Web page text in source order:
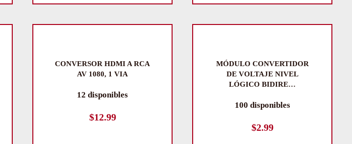
CONVERSOR HDMI A RCA
AV 1080, 1 VIA
12 disponibles
$12.99
MÓDULO CONVERTIDOR
DE VOLTAJE NIVEL
LÓGICO BIDIRE…
100 disponibles
$2.99